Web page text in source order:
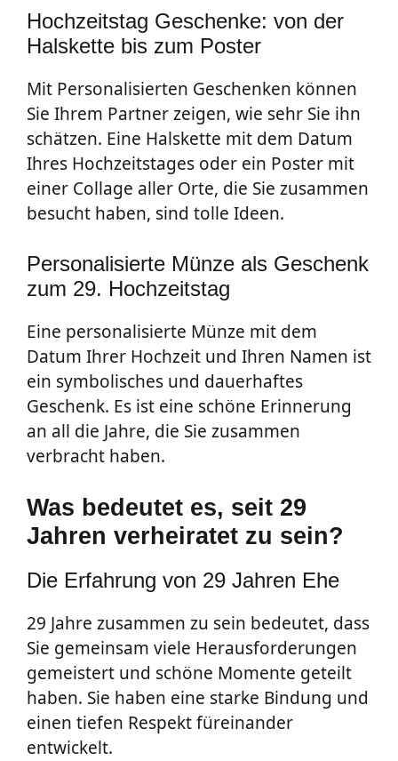
Hochzeitstag Geschenke: von der
Halskette bis zum Poster
Mit Personalisierten Geschenken können
Sie Ihrem Partner zeigen, wie sehr Sie ihn
schätzen. Eine Halskette mit dem Datum
Ihres Hochzeitstages oder ein Poster mit
einer Collage aller Orte, die Sie zusammen
besucht haben, sind tolle Ideen.
Personalisierte Münze als Geschenk
zum 29. Hochzeitstag
Eine personalisierte Münze mit dem
Datum Ihrer Hochzeit und Ihren Namen ist
ein symbolisches und dauerhaftes
Geschenk. Es ist eine schöne Erinnerung
an all die Jahre, die Sie zusammen
verbracht haben.
Was bedeutet es, seit 29
Jahren verheiratet zu sein?
Die Erfahrung von 29 Jahren Ehe
29 Jahre zusammen zu sein bedeutet, dass
Sie gemeinsam viele Herausforderungen
gemeistert und schöne Momente geteilt
haben. Sie haben eine starke Bindung und
einen tiefen Respekt füreinander
entwickelt.